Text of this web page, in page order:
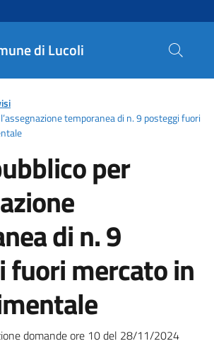
di Lucoli
evidenza
temporanea di n. 9 posteggi fuori
per
di n. 9
fuori mercato in
notizia
domande ore 10 del 28/11/2024